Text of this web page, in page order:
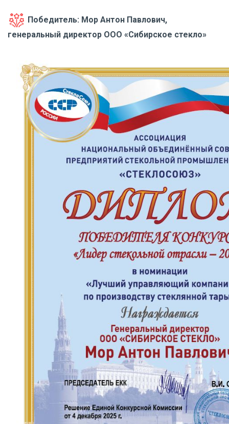
Победитель: Мор Антон Павлович,
генеральный директор ООО «Сибирское стекло»